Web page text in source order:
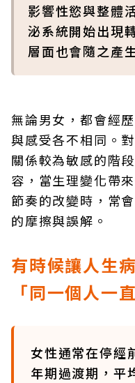
影響性慾與整體
泌系統開始出現
層面也會隨之產
無論男女，都會經
與感受各不相同。
關係較為敏感的階
容，當生理變化帶
節奏的改變時，常
的摩擦與誤解。
有時候讓人生
「同一個人一
女性通常在停經
年期過渡期，平